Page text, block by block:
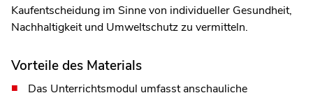
Kaufentscheidung im Sinne von individueller Gesundheit,
Nachhaltigkeit und Umweltschutz zu vermitteln.
Vorteile des Materials
Das Unterrichtsmodul umfasst anschauliche